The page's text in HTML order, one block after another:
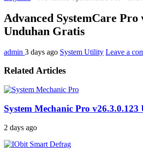
Advanced SystemCare Pro
Unduhan Gratis
admin 3 days ago System Utility Leave a
Related Articles
System Mechanic Pro
2 days ago